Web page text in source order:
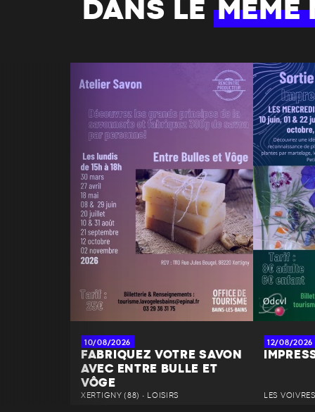
DANS LE MÊME
10/08/2026
FABRIQUEZ VOTRE SAVON
AVEC ENTRE BULLE ET
VÔGE
XERTIGNY (88) • LOISIRS
12/08/2026
LES